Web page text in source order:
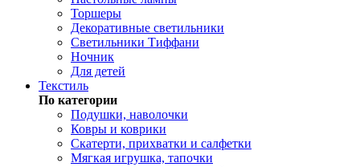
Торшеры
Декоративные светильники
Светильники Тиффани
Ночник
Для детей
Текстиль
По категории
Подушки, наволочки
Ковры и коврики
Скатерти, прихватки и салфетки
Мягкая игрушка, тапочки